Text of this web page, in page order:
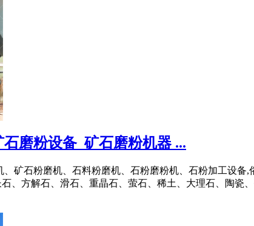
磨粉设备_矿石磨粉机器 ...
矿石粉磨机、石料粉磨机、石粉磨粉机、石粉加工设
、方解石、滑石、重晶石、萤石、稀土、大理石、陶瓷